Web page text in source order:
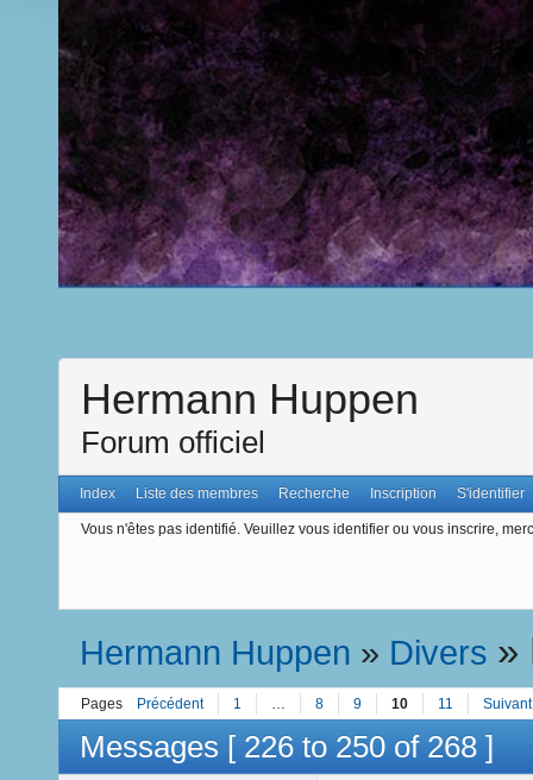
Hermann Huppen
Forum officiel
Index Liste des membres Recherche Inscription S'identifier
Vous n'êtes pas identifié. Veuillez vous identifier ou vous inscrire,
Hermann Huppen » Divers »
Pages Précédent 1 8 9 10 11 Suivant
Messages [ 226 to 250 of 268 ]